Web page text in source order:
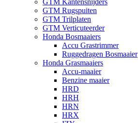
GTM Rugspuiten
GTM Trilplaten
GTM Verticuteerder
Honda Bosmaaiers
Accu Grastrimmer
Ruggedragen Bosmaaier
Honda Grasmaaiers
Accu-maaier
Benzine maaier
HRD
HRH
HRN
HRX